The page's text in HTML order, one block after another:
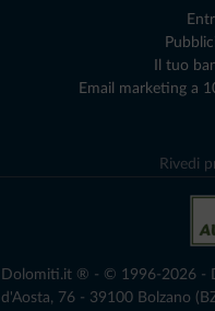
Il tuo
Email marketing a
Rivedi
Dolomiti.it ® - © 1996-2026 -
d'Aosta, 76 - 39100 Bolzano